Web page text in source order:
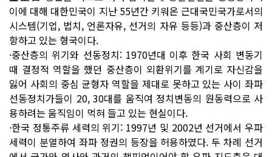
이에 대해 대한민국이 지난 55년간 키워온 근대국민국가로서의
시스템(기업, 법치, 언론자유, 선거의 자유 등등)과 중산층이 저
항하고 있는 형국이다.
·중산층의 위기와 선동정치: 1970년대 이후 한국 사회 변동기
때 결정적 역할을 했던 중산층이 외환위기를 계기로 자신감을
잃어 사회의 중심 균형자 역할을 제대로 못하고 있는 사이 좌파
선동정치가들이 20, 30대를 움직여 정치변동의 원동력으로 사
용하려는 움직임이 먹혀 들고 있는 현실이다.
·한국 정통주류 세력의 위기: 1997년 및 2002년 선거에서 우파
세력이 분열하여 좌파 정권의 등장을 허용하였다. 두 차례 선거